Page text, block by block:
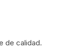
de calidad.